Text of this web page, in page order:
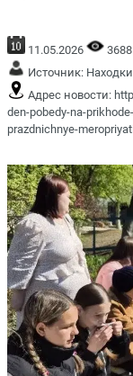
11.05.2026
3688
Источник:
Адрес новости:
den-pobedy-na-
prazdnichnye-